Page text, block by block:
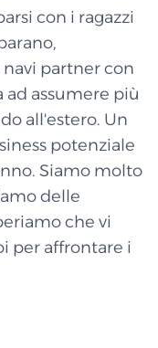
con i ragazzi
partner con
ad assumere più
all'estero. Un
potenziale
Siamo molto
delle
che vi
per affrontare i